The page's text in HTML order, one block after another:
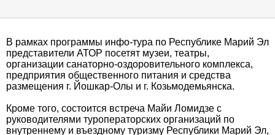
В рамках программы инфо-тура по Республике Марий Эл
представители АТОР посетят музеи, театры,
организации санаторно-оздоровительного комплекса,
предприятия общественного питания и средства
размещения г. Йошкар-Олы и г. Козьмодемьянска.
Кроме того, состоится встреча Майи Ломидзе с
руководителями туроператорских организаций по
внутреннему и въездному туризму Республики Марий Эл,